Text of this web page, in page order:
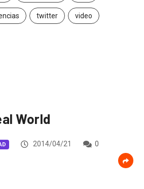
twitter video
World
2014/04/21
0